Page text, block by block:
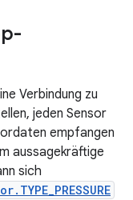
Verbindung zu
jeden Sensor
empfangen
aussagekräftige
sich